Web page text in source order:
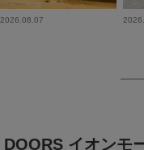
2026.08.07
DOORS イオンモ